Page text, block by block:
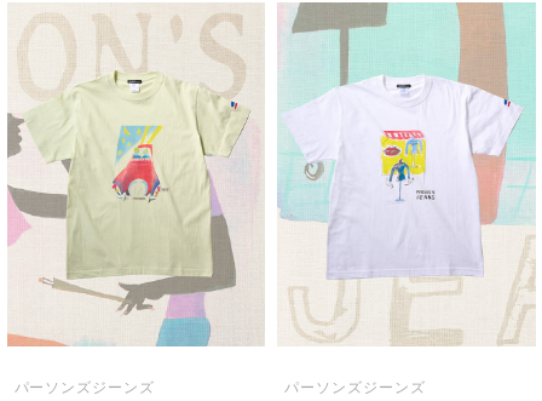
パーソンズジーンズ
パーソンズジーンズ